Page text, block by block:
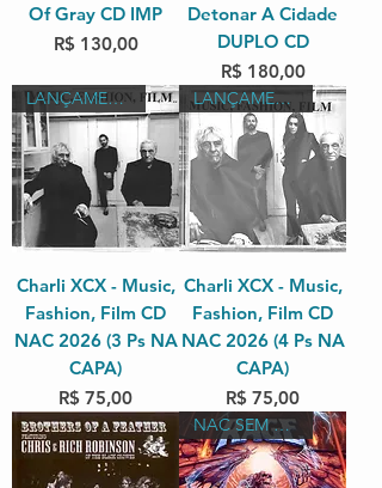
Of Gray CD IMP
Preço
R$ 130,00
Detonar A Cidade
DUPLO CD
Preço
R$ 180,00
LANÇAMENTO 2026 NACIONAL
Charli XCX - Music,
Fashion, Film CD
NAC 2026 (3 Ps NA
CAPA)
Preço
R$ 75,00
LANÇAMENTO 2026 NACIONAL
Charli XCX - Music,
Fashion, Film CD
NAC 2026 (4 Ps NA
CAPA)
Preço
R$ 75,00
NAC SEM OBI